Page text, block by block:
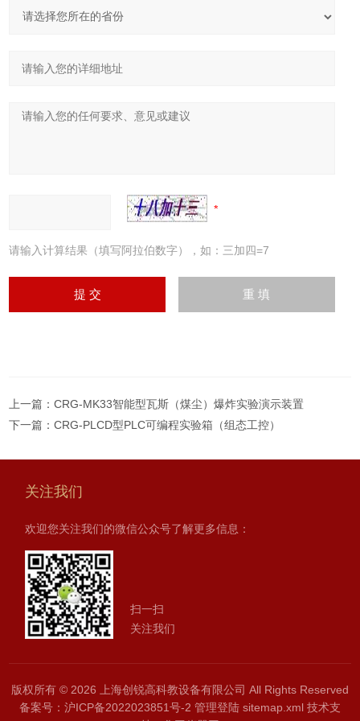
请输入计算结果（填写阿拉伯数字），如：三加四=7
上一篇：CRG-MK33智能型瓦斯（煤尘）爆炸实验演示装置
下一篇：CRG-PLCD型PLC可编程实验箱（组态工控）
关注我们
欢迎您关注我们的微信公众号了解更多信息：
扫一扫
关注我们
版权所有 © 2026 上海创锐高科教设备有限公司 All Rights Reserved
备案号： 沪ICP备2022023851号-2 管理登陆 sitemap.xml 技术支